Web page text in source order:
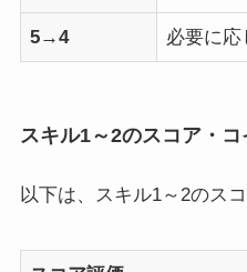
5→4 必要に応
スキル1～2のスコア・コ
以下は、スキル1～2のス